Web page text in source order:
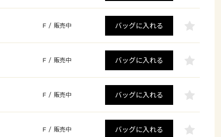
F / 販売中 バッグに入れる
F / 販売中 バッグに入れる
F / 販売中 バッグに入れる
F / 販売中 バッグに入れる